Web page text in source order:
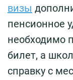
визы
пенсионное
необходимо
билет, а
справку с